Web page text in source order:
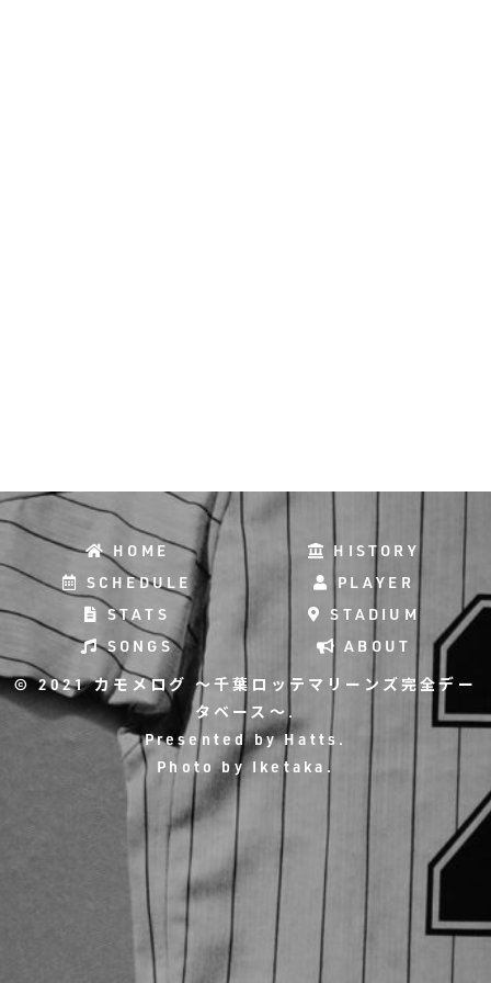
HOME HISTORY
SCHEDULE PLAYER
STATS STADIUM
SONGS ABOUT
© 2021 カモメログ ～千葉ロッテマリーンズ完全デー
タベース～.
Presented byHatts .
Photo byIketaka .